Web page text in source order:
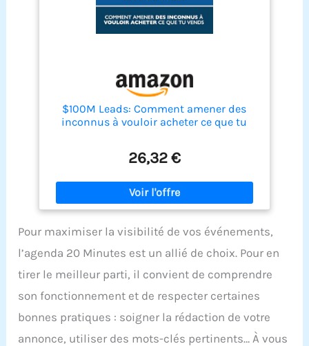
$100M Leads: Comment amener des
inconnus à vouloir acheter ce que tu
26,32 €
Pour maximiser la visibilité de vos événements,
l’agenda 20 Minutes est un allié de choix. Pour en
tirer le meilleur parti, il convient de comprendre
son fonctionnement et de respecter certaines
bonnes pratiques : soigner la rédaction de votre
annonce, utiliser des mots-clés pertinents… À vous